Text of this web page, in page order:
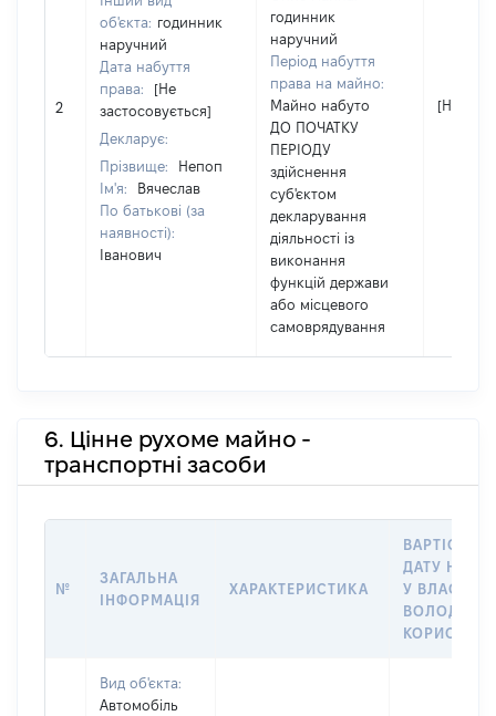
2
об'єкта: годинник
наручний
Дата набуття
права:
[Не
застосовується]
Декларує:
Прізвище:
Непоп
Ім'я:
Вячеслав
По батькові (за
наявності):
Іванович
годинник
наручний
Період набуття
права на майно:
Майно набуто
ДО ПОЧАТКУ
ПЕРІОДУ
здійснення
суб'єктом
декларування
діяльності із
виконання
функцій держави
або місцевого
самоврядування
[Не
6. Цінне рухоме майно -
транспортні засоби
№
ЗАГАЛЬНА
ІНФОРМАЦІЯ
ХАРАКТЕРИСТИКА
ВАРТІСТЬ
ДАТУ
У
Вид об'єкта:
Автомобіль